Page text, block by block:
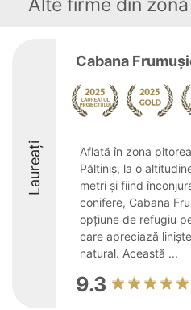
Alte firme din zonă
Laureați
Cabana
Aflată în zona
Păltiniș, la o
metri și fiind
conifere, Cabana
opțiune de refugiu
care apreciază
natural. Această ...
9.3